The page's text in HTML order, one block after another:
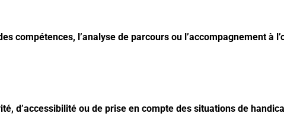
compétences, l’analyse de parcours ou l’accompagnement à
d’accessibilité ou de prise en compte des situations de